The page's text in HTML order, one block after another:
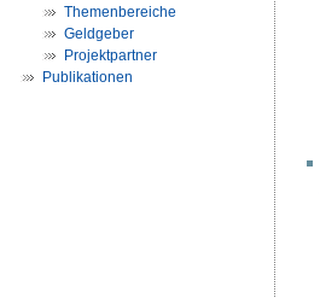
Themenbereiche
Geldgeber
Projektpartner
Publikationen